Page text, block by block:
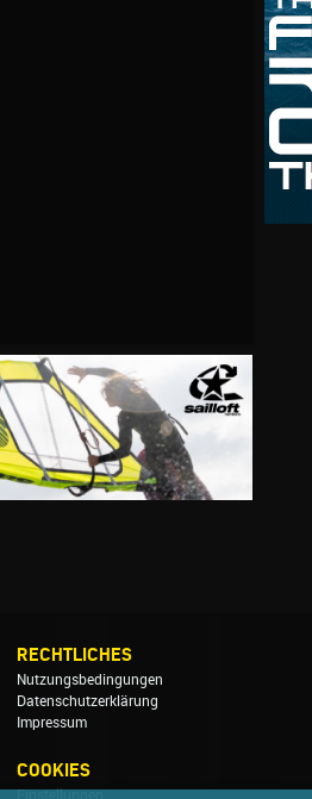
RECHTLICHES
Nutzungsbedingungen
Datenschutzerklärung
Impressum
COOKIES
Einstellungen